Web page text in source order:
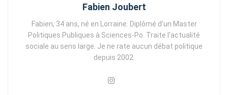
Fabien Joubert
Fabien, 34 ans, né en Lorraine. Diplômé d'un Master
Politiques Publiques à Sciences-Po. Traite l'actualité
sociale au sens large. Je ne rate aucun débat politique
depuis 2002.